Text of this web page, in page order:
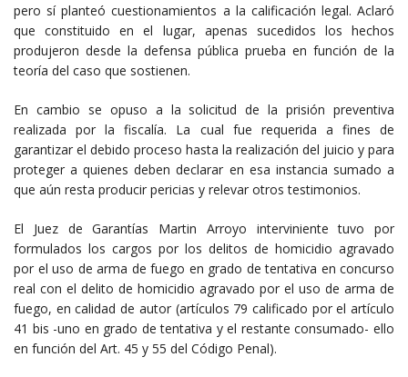
pero sí planteó cuestionamientos a la calificación legal. Aclaró
que constituido en el lugar, apenas sucedidos los hechos
produjeron desde la defensa pública prueba en función de la
teoría del caso que sostienen.
En cambio se opuso a la solicitud de la prisión preventiva
realizada por la fiscalía. La cual fue requerida a fines de
garantizar el debido proceso hasta la realización del juicio y para
proteger a quienes deben declarar en esa instancia sumado a
que aún resta producir pericias y relevar otros testimonios.
El Juez de Garantías Martin Arroyo interviniente tuvo por
formulados los cargos por los delitos de homicidio agravado
por el uso de arma de fuego en grado de tentativa en concurso
real con el delito de homicidio agravado por el uso de arma de
fuego, en calidad de autor (artículos 79 calificado por el artículo
41 bis -uno en grado de tentativa y el restante consumado- ello
en función del Art. 45 y 55 del Código Penal).